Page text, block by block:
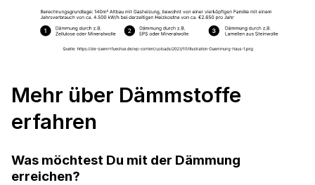
Mehr über Dämmstoffe
erfahren
Was möchtest Du mit der Dämmung
erreichen?